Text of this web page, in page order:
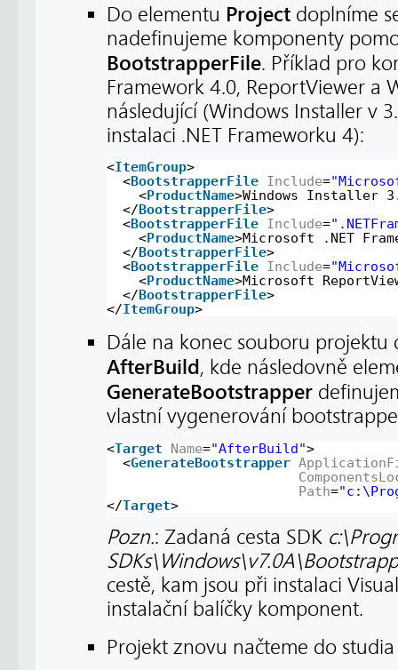
Do elementu Project doplníme
nadefinujeme komponenty
BootstrapperFile. Příklad pro
Framework 4.0, ReportViewer a
následující (Windows Installer v
instalaci .NET Frameworku 4):
<ItemGroup>
<BootstrapperFile Include=
<ProductName>Windows Installer
</BootstrapperFile>
<BootstrapperFile Include=
<ProductName>Microsoft .NET
</BootstrapperFile>
<BootstrapperFile Include=
<ProductName>Microsoft
</BootstrapperFile>
</ItemGroup>
Dále na konec souboru
AfterBuild, kde následovně
GenerateBootstrapper
vlastní vygenerování
<Target Name="AfterBuild">
<GenerateBootstrapper
Path=
</Target>
Pozn.: Zadaná cesta SDK
cestě, kam jsou při instalaci
instalační balíčky komponent.
Projekt znovu načteme do